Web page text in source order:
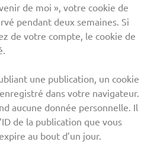
de moi », votre cookie de
pendant deux semaines. Si
de votre compte, le cookie de
une publication, un cookie
dans votre navigateur.
aucune donnée personnelle. Il
de la publication que vous
au bout d’un jour.